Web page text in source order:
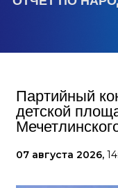
Партийный
детской
07 августа 2026,